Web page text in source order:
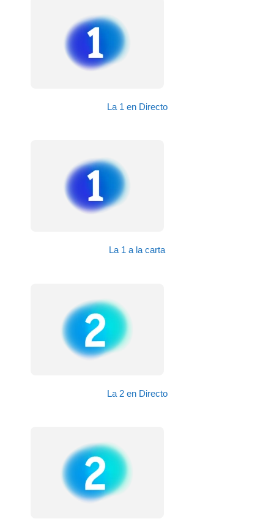
La 1 en Directo
La 1 a la carta
La 2 en Directo